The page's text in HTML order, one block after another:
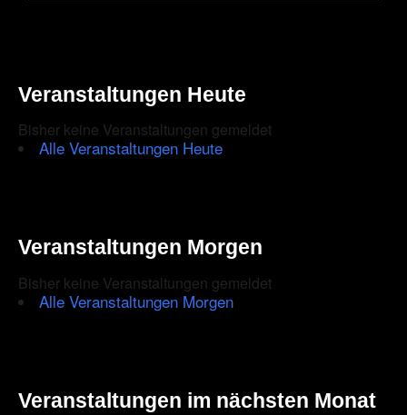
Veranstaltungen Heute
Bisher keine Veranstaltungen gemeldet
Alle Veranstaltungen Heute
Veranstaltungen Morgen
Bisher keine Veranstaltungen gemeldet
Alle Veranstaltungen Morgen
Veranstaltungen im nächsten Monat